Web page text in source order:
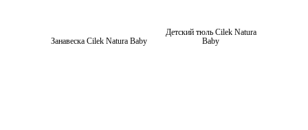
Занавеска Cilek Natura Baby
Детский тюль Cilek Natura
Baby